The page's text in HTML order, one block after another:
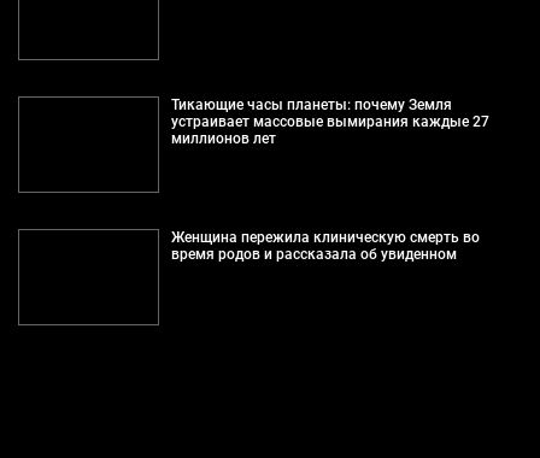
Тикающие часы планеты: почему Земля
устраивает массовые вымирания каждые 27
миллионов лет
Женщина пережила клиническую смерть во
время родов и рассказала об увиденном